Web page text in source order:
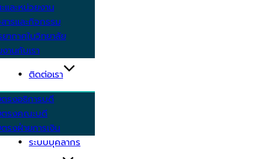
ละหน่วยงาน
ารและกิจกรรม
ากาศในวิทยาลัย
านกับเรา
ติดต่อเรา
รงอธิการบดี
ตรงคณะบดี
รงฝ่ายการเงิน
ระบบบุคลากร